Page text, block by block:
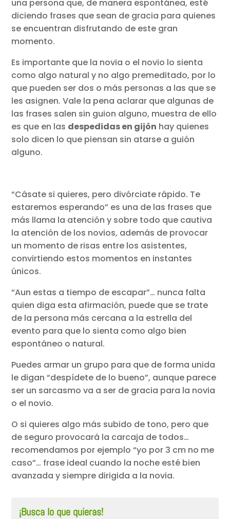
una persona que, de manera espontánea, esté
diciendo frases que sean de gracia para quienes
se encuentran disfrutando de este gran
momento.
Es importante que la novia o el novio lo sienta
como algo natural y no algo premeditado, por lo
que pueden ser dos o más personas a las que se
les asignen. Vale la pena aclarar que algunas de
las frases salen sin guion alguno, muestra de ello
es que en las despedidas en gijón hay quienes
solo dicen lo que piensan sin atarse a guión
alguno.
“Cásate si quieres, pero divórciate rápido. Te
estaremos esperando” es una de las frases que
más llama la atención y sobre todo que cautiva
la atención de los novios, además de provocar
un momento de risas entre los asistentes,
convirtiendo estos momentos en instantes
únicos.
“Aun estas a tiempo de escapar”… nunca falta
quien diga esta afirmación, puede que se trate
de la persona más cercana a la estrella del
evento para que lo sienta como algo bien
espontáneo o natural.
Puedes armar un grupo para que de forma unida
le digan “despídete de lo bueno”, aunque parece
ser un sarcasmo va a ser de gracia para la novia
o el novio.
O si quieres algo más subido de tono, pero que
de seguro provocará la carcaja de todos…
recomendamos por ejemplo “yo por 3 cm no me
caso”… frase ideal cuando la noche esté bien
avanzada y siempre dirigida a la novia.
¡Busca lo que quieras!